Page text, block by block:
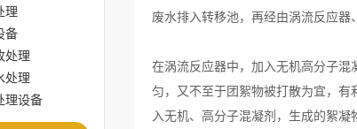
理
备
处理
处理
理设备
废水排入转移池，再经由涡流反应器
在涡流反应器中，加入无机高分子
匀，又不至于团絮物被打散为宜，
入无机、高分子混凝剂，生成的絮